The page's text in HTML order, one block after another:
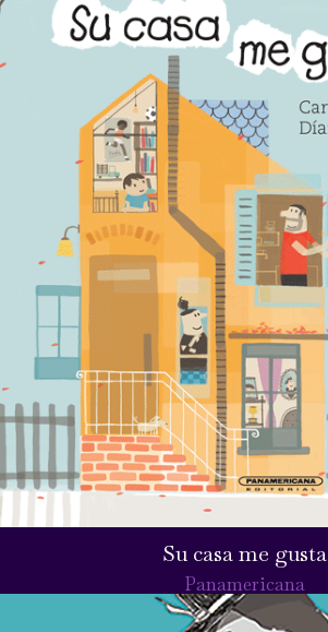
Su casa me gusta
Panamericana